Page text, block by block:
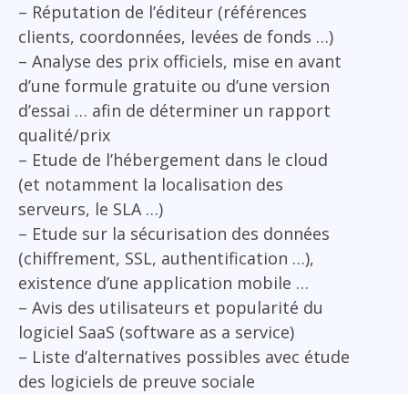
– Réputation de l’éditeur (références
clients, coordonnées, levées de fonds …)
– Analyse des prix officiels, mise en avant
d’une formule gratuite ou d’une version
d’essai … afin de déterminer un rapport
qualité/prix
– Etude de l’hébergement dans le cloud
(et notamment la localisation des
serveurs, le SLA …)
– Etude sur la sécurisation des données
(chiffrement, SSL, authentification …),
existence d’une application mobile …
– Avis des utilisateurs et popularité du
logiciel SaaS (software as a service)
– Liste d’alternatives possibles avec étude
des logiciels de preuve sociale